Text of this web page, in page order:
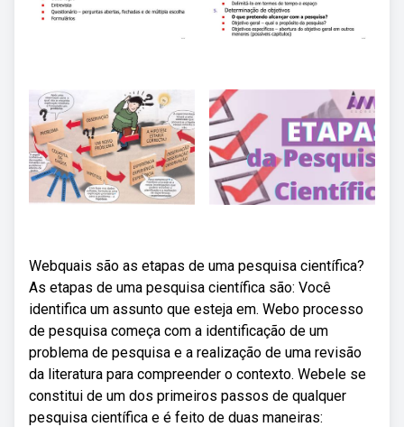
Webquais são as etapas de uma pesquisa científica?
As etapas de uma pesquisa científica são: Você
identifica um assunto que esteja em. Webo processo
de pesquisa começa com a identificação de um
problema de pesquisa e a realização de uma revisão
da literatura para compreender o contexto. Webele se
constitui de um dos primeiros passos de qualquer
pesquisa científica e é feito de duas maneiras: